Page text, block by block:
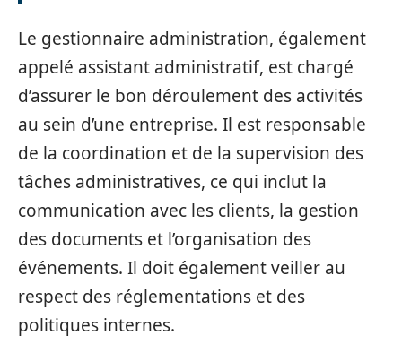
Le gestionnaire administration, également
appelé assistant administratif, est chargé
d’assurer le bon déroulement des activités
au sein d’une entreprise. Il est responsable
de la coordination et de la supervision des
tâches administratives, ce qui inclut la
communication avec les clients, la gestion
des documents et l’organisation des
événements. Il doit également veiller au
respect des réglementations et des
politiques internes.